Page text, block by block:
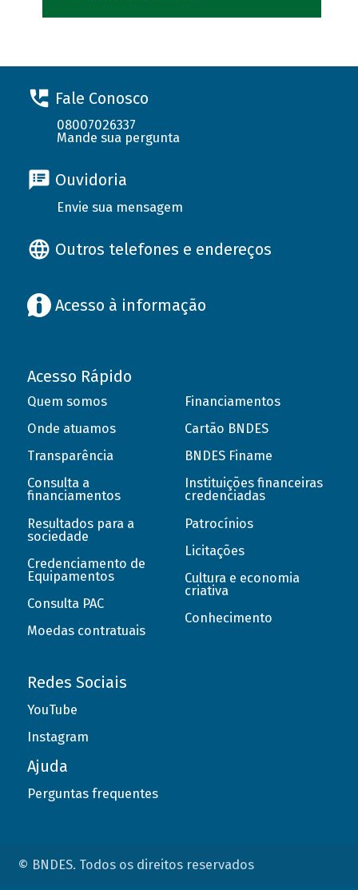
Fale Conosco
08007026337
Mande sua pergunta
Ouvidoria
Envie sua mensagem
Outros telefones e endereços
Acesso à informação
Acesso Rápido
Quem somos
Onde atuamos
Transparência
Consulta a
financiamentos
Resultados para a
sociedade
Credenciamento de
Equipamentos
Consulta PAC
Moedas contratuais
Financiamentos
Cartão BNDES
BNDES Finame
Instituições financeiras
credenciadas
Patrocínios
Licitações
Cultura e economia
criativa
Conhecimento
Redes Sociais
YouTube
Instagram
Ajuda
Perguntas frequentes
© BNDES. Todos os direitos reservados